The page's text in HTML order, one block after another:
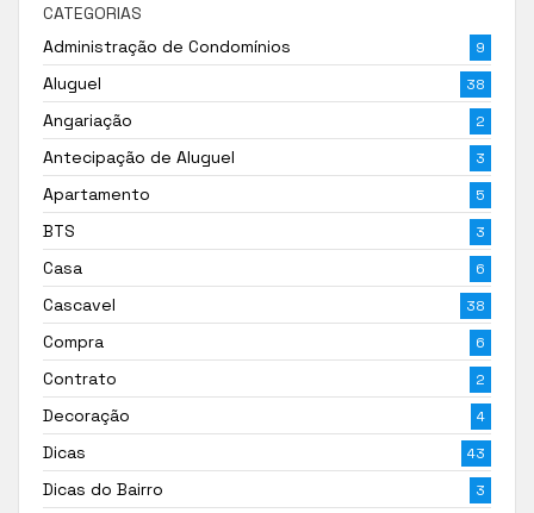
CATEGORIAS
Administração de Condomínios
9
Aluguel 38
Angariação 2
Antecipação de Aluguel 3
Apartamento 5
BTS 3
Casa 6
Cascavel 38
Compra 6
Contrato 2
Decoração 4
Dicas 43
Dicas do Bairro 3